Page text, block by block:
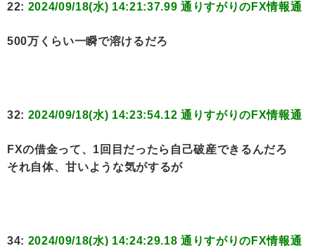
22: 2024/09/18(水) 14:21:37.99 通りすがりのFX情報通
500万くらい一瞬で溶けるだろ
32: 2024/09/18(水) 14:23:54.12 通りすがりのFX情報通
FXの借金って、1回目だったら自己破産できるんだろ
それ自体、甘いような気がするが
34: 2024/09/18(水) 14:24:29.18 通りすがりのFX情報通